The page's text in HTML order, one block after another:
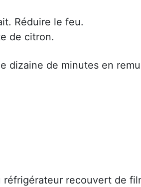
Réduire le feu.
de citron.
dizaine de minutes en
réfrigérateur recouvert de